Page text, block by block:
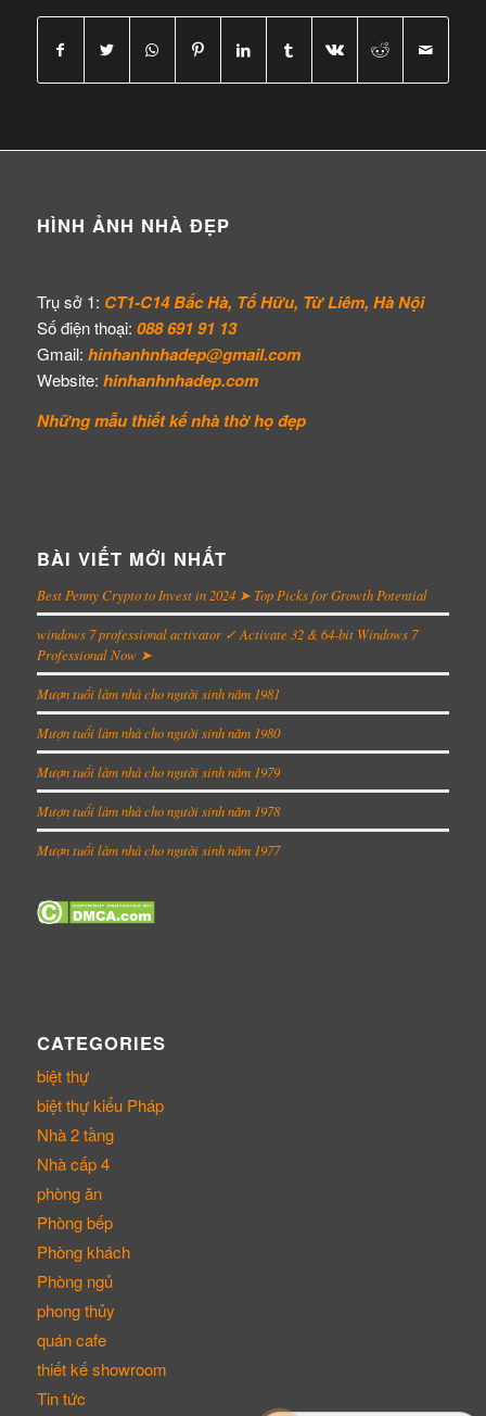
HÌNH ẢNH NHÀ ĐẸP
Trụ sở 1: CT1-C14 Bắc Hà, Tố Hữu, Từ Liêm, Hà Nội
Số điện thoại: 088 691 91 13
Gmail: hinhanhnhadep@gmail.com
Website: hinhanhnhadep.com
Những mẫu thiết kếnhà thờ họ đẹp
BÀI VIẾT MỚI NHẤT
Best Penny Crypto to Invest in 2024 ➤ Top Picks for Growth Potential
windows 7 professional activator ✓ Activate 32 & 64-bit Windows 7
Professional Now ➤
Mượn tuổi làm nhà cho người sinh năm 1981
Mượn tuổi làm nhà cho người sinh năm 1980
Mượn tuổi làm nhà cho người sinh năm 1979
Mượn tuổi làm nhà cho người sinh năm 1978
Mượn tuổi làm nhà cho người sinh năm 1977
CATEGORIES
biệt thự
biệt thự kiểu Pháp
Nhà 2 tầng
Nhà cấp 4
phòng ăn
Phòng bếp
Phòng khách
Phòng ngủ
phong thủy
quán cafe
thiết kế showroom
Tin tức